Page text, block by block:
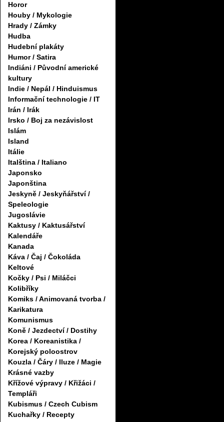
Horor
Houby / Mykologie
Hrady / Zámky
Hudba
Hudební plakáty
Humor / Satira
Indiáni / Původní americké
kultury
Indie / Nepál / Hinduismus
Informační technologie / IT
Irán / Irák
Irsko / Boj za nezávislost
Islám
Island
Itálie
Italština / Italiano
Japonsko
Japonština
Jeskyně / Jeskyňářství /
Speleologie
Jugoslávie
Kaktusy / Kaktusářství
Kalendáře
Kanada
Káva / Čaj / Čokoláda
Keltové
Kočky / Psi / Miláčci
Kolibříky
Komiks / Animovaná tvorba /
Karikatura
Komunismus
Koně / Jezdectví / Dostihy
Korea / Koreanistika /
Korejský poloostrov
Kouzla / Čáry / Iluze / Magie
Krásné vazby
Křížové výpravy / Křižáci /
Templáři
Kubismus / Czech Cubism
Kuchařky / Recepty